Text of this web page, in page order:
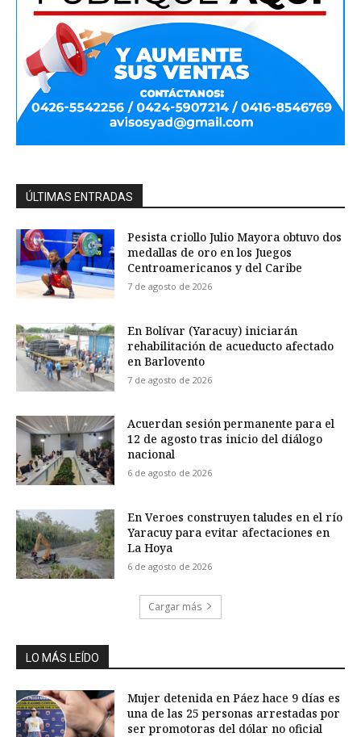
ÚLTIMAS ENTRADAS
Pesista criollo Julio Mayora obtuvo dos
medallas de oro en los Juegos
Centroamericanos y del Caribe
7 de agosto de 2026
En Bolívar (Yaracuy) iniciarán
rehabilitación de acueducto afectado
en Barlovento
7 de agosto de 2026
Acuerdan sesión permanente para el
12 de agosto tras inicio del diálogo
nacional
6 de agosto de 2026
En Veroes construyen taludes en el río
Yaracuy para evitar afectaciones en
La Hoya
6 de agosto de 2026
Cargar más
LO MÁS LEÍDO
Mujer detenida en Páez hace 9 días es
una de las 25 personas arrestadas por
ser promotoras del dólar no oficial